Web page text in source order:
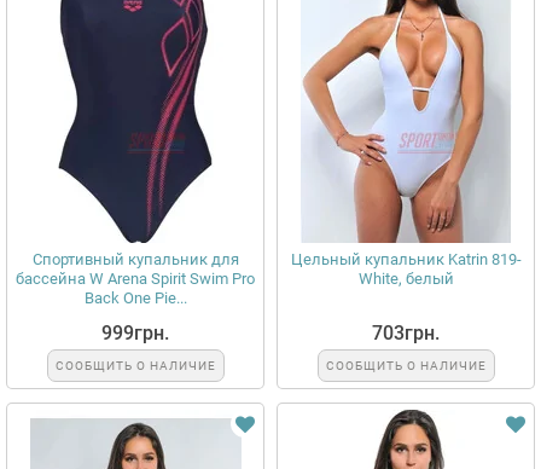
Спортивный купальник для
бассейна W Arena Spirit Swim Pro
Back One Pie...
999грн.
СООБЩИТЬ О НАЛИЧИЕ
Цельный купальник Katrin 819-
White, белый
703грн.
СООБЩИТЬ О НАЛИЧИЕ